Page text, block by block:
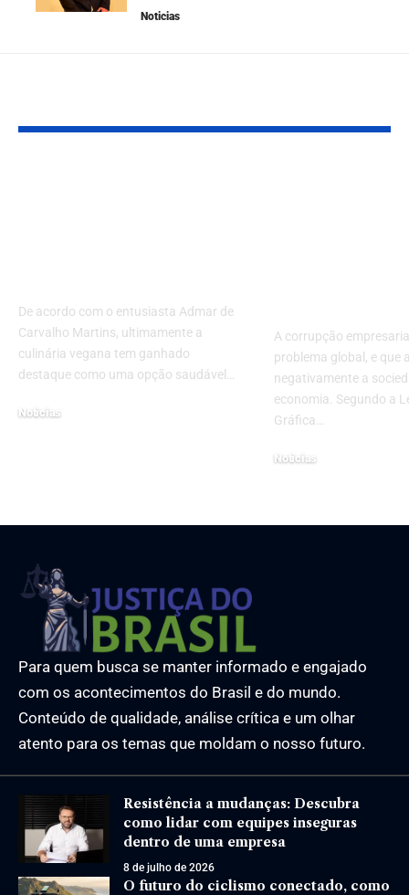
Noticias
De acordo com o entusiasta Admar de
Carvalho Martins, ultimamente a
culinária vegana tem ganhado
destaque como uma opção saudável…
Noticias
A corrupção
problema global, e que
negativamente a
economia. Segundo a
Gráfica…
Noticias
Para quem busca se manter informado e engajado
com os acontecimentos do Brasil e do mundo.
Conteúdo de qualidade, análise crítica e um olhar
atento para os temas que moldam o nosso futuro.
Resistência a mudanças: Descubra
como lidar com equipes inseguras
dentro de uma empresa
8 de julho de 2026
O futuro do ciclismo conectado, como